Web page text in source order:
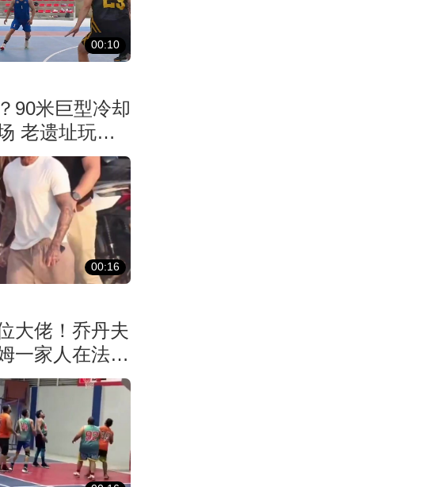
00:10
90米巨型冷却
老遗址玩出
00:16
大佬！乔丹夫
一家人在法国